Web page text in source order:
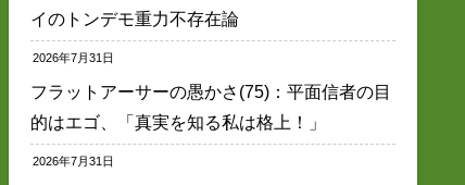
イのトンデモ重力不存在論
2026年7月31日
フラットアーサーの愚かさ(75)：平面信者の目
的はエゴ、「真実を知る私は格上！」
2026年7月31日